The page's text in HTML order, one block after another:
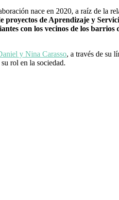
nace en 2020, a raíz de la
proyectos de Aprendizaje y
con los vecinos de los
y Nina Carasso, a través de su
rol en la sociedad.